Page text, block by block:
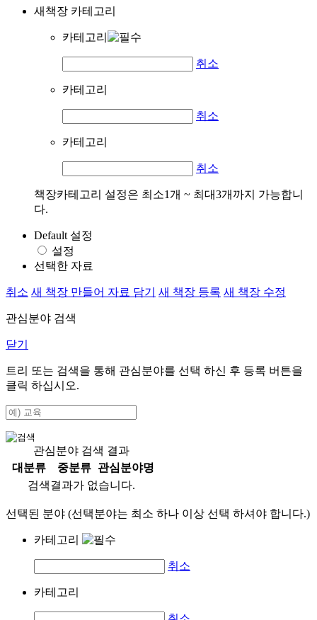
새책장 카테고리
카테고리
취소
카테고리
취소
카테고리
취소
책장카테고리 설정은 최소1개 ~ 최대3개까지 가능합니
다.
Default 설정
설정
선택한 자료
취소 새 책장 만들어 자료 담기 새 책장 등록 새 책장 수정
관심분야 검색
닫기
트리 또는 검색을 통해 관심분야를 선택 하신 후 등록 버튼을
클릭 하십시오.
관심분야 검색 결과
대분류
중분류
관심분야명
검색결과가 없습니다.
선택된 분야 (선택분야는 최소 하나 이상 선택 하셔야 합니다.)
카테고리
취소
카테고리